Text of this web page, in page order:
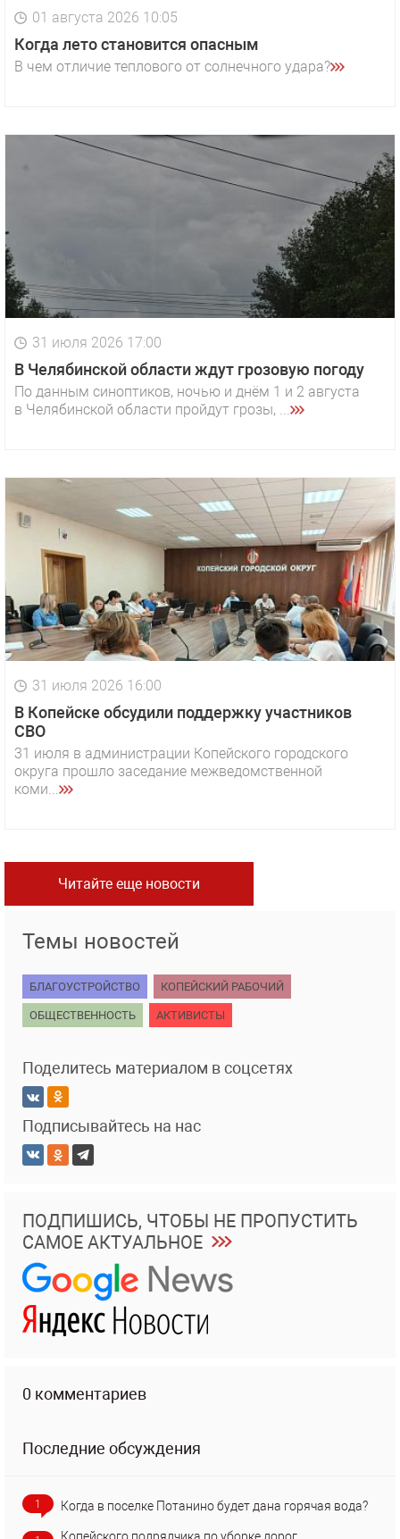
01 августа 2026 10:05
Когда лето становится опасным
В чем отличие теплового от солнечного удара?
31 июля 2026 17:00
В Челябинской области ждут грозовую погоду
По данным синоптиков, ночью и днём 1 и 2 августа
в Челябинской области пройдут грозы, ...
31 июля 2026 16:00
В Копейске обсудили поддержку участников
СВО
31 июля в администрации Копейского городского
округа прошло заседание межведомственной
коми...
Читайте еще новости
Темы новостей
БЛАГОУСТРОЙСТВО КОПЕЙСКИЙ РАБОЧИЙ
ОБЩЕСТВЕННОСТЬ АКТИВИСТЫ
Поделитесь материалом в соцсетях
Подписывайтесь на нас
ПОДПИШИСЬ, ЧТОБЫ НЕ ПРОПУСТИТЬ
САМОЕ АКТУАЛЬНОЕ
0 комментариев
Последние обсуждения
1 Когда в поселке Потанино будет дана горячая вода?
Копейского подрядчика по уборке дорог